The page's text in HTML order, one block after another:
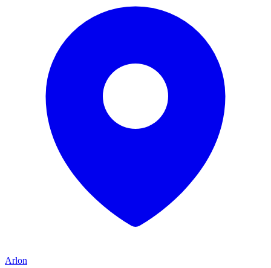
Arlon